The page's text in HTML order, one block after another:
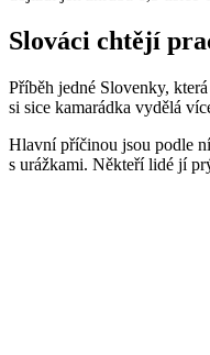
Slováci chtějí
Příběh jedné Slovenky,
si sice kamarádka vydělá
Hlavní příčinou jsou podle
s urážkami. Někteří lidé jí